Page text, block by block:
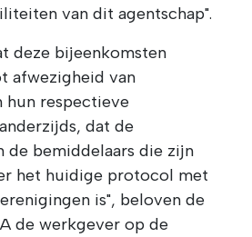
van dit agentschap".
deze bijeenkomsten
afwezigheid van
hun respectieve
dat de
de bemiddelaars die zijn
het huidige protocol met
is", beloven de
de werkgever op de